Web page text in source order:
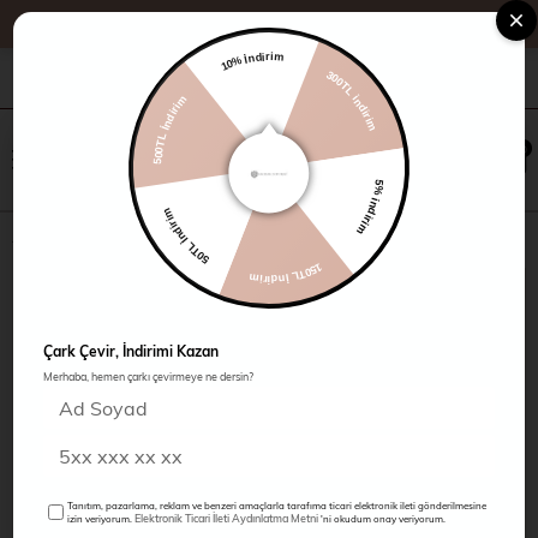
+90 216 485 60 90 Kampanyalar
0
Jean Şort
10% İndirim
300TL indirim
5% indirim
150TL İndirim
50TL İndirim
500TL İndirim
Çark Çevir, İndirimi Kazan
Merhaba, hemen çarkı çevirmeye ne dersin?
Tanıtım, pazarlama, reklam ve benzeri amaçlarla tarafıma ticari elektronik ileti gönderilmesine
izin veriyorum.Elektronik Ticari İleti Aydınlatma Metni'ni okudum onay veriyorum.